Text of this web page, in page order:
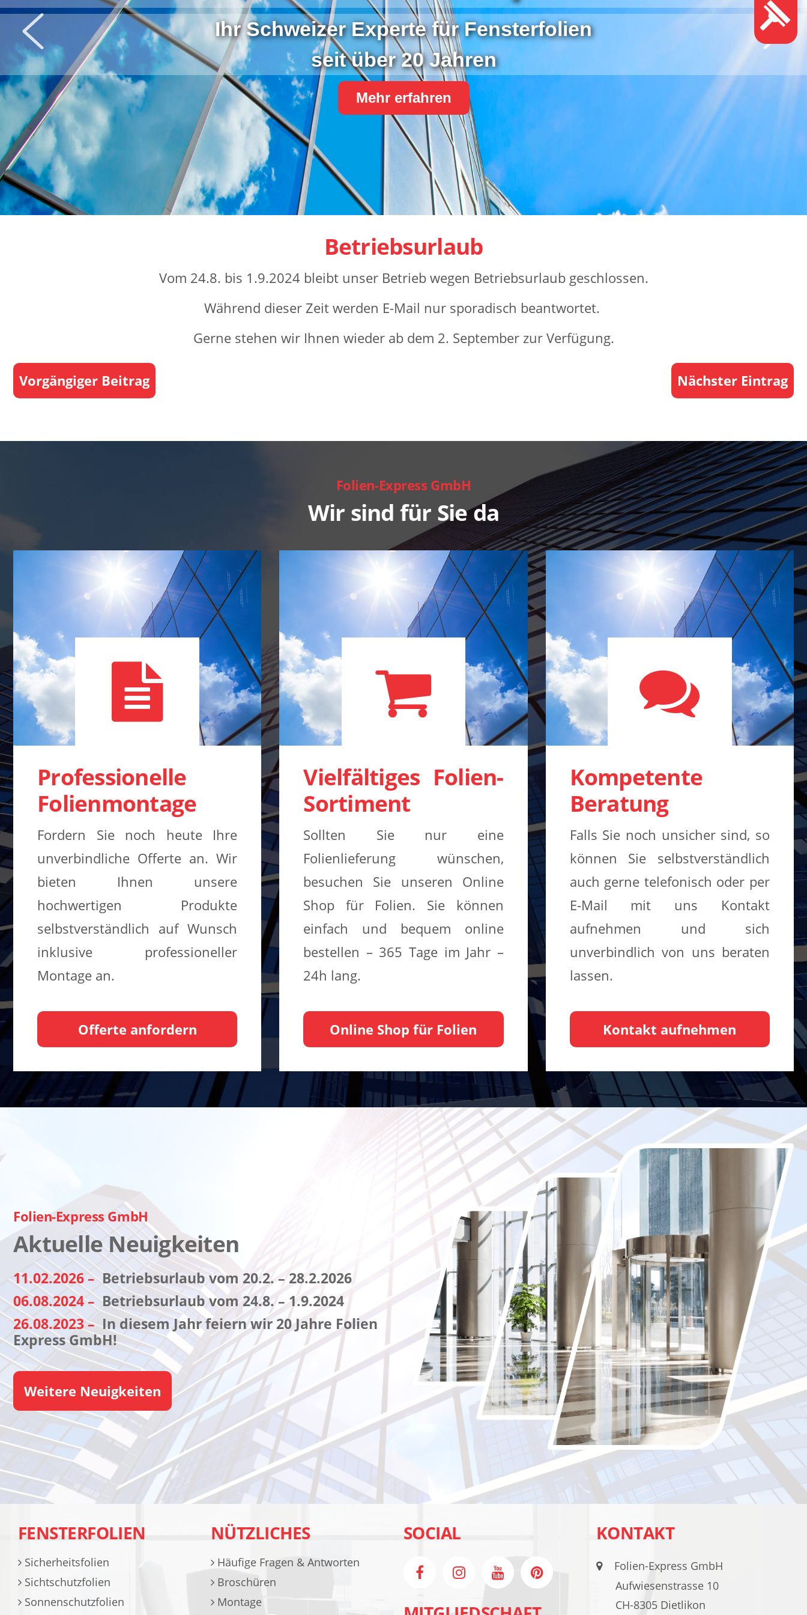
Ihr Schweizer Experte für Fensterfolien
seit über 20 Jahren
Mehr erfahren
Betriebsurlaub
Vom 24.8. bis 1.9.2024 bleibt unser Betrieb wegen Betriebsurlaub geschlossen.
Während dieser Zeit werden E-Mail nur sporadisch beantwortet.
Gerne stehen wir Ihnen wieder ab dem 2. September zur Verfügung.
Vorgängiger Beitrag Nächster Eintrag
Folien-Express GmbH
Wir sind für Sie da
Professionelle
Folienmontage
Fordern Sie noch heute Ihre
unverbindliche Offerte an. Wir
bieten Ihnen unsere
hochwertigen Produkte
selbstverständlich auf Wunsch
inklusive professioneller
Montage an.
Offerte anfordern
Vielfältiges Folien-
Sortiment
Sollten Sie nur eine
Folienlieferung wünschen,
besuchen Sie unseren Online
Shop für Folien. Sie können
einfach und bequem online
bestellen – 365 Tage im Jahr –
24h lang.
Online Shop für Folien
Kompetente
Beratung
Falls Sie noch unsicher sind, so
können Sie selbstverständlich
auch gerne telefonisch oder per
E-Mail mit uns Kontakt
aufnehmen und sich
unverbindlich von uns beraten
lassen.
Kontakt aufnehmen
Folien-Express GmbH
Aktuelle Neuigkeiten
11.02.2026 – Betriebsurlaub vom 20.2. – 28.2.2026
06.08.2024 – Betriebsurlaub vom 24.8. – 1.9.2024
26.08.2023 –In diesem Jahr feiern wir 20 Jahre Folien
Express GmbH!
Weitere Neuigkeiten
FENSTERFOLIEN
Sicherheitsfolien
Sichtschutzfolien
Sonnenschutzfolien
NÜTZLICHES
Häufige Fragen & Antworten
Broschüren
Montage
SOCIAL KONTAKT
Folien-Express GmbH
Aufwiesenstrasse 10
CH-8305 Dietlikon